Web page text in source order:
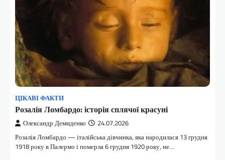
ЦІКАВІ ФАКТИ
Розалія Ломбардо: історія сплячої красуні
Олександр Демиденко 24.07.2026
Розалія Ломбардо — італійська дівчинка, яка народилася 13 грудня
1918 року в Палермо і померла 6 грудня 1920 року, не…